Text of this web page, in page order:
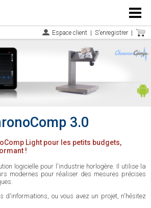
Menu
Espace client S'enregistrer
3.0
Light pour les petits budgets,
!
logicielle pour l'industrie horlogère. Il utilise la
modernes pour réaliser des mesures précises
d'informations, ou vous avez un projet, n'hésitez